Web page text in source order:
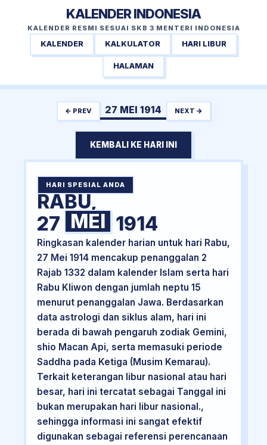
KALENDER INDONESIA
KALENDER RESMI SESUAI SKB 3 MENTERI INDONESIA
KALENDER KALKULATOR HARI LIBUR
HALAMAN
← PREV 27 MEI 1914 NEXT →
KEMBALI KE HARI INI
HARI SPESIAL ANDA
RABU,
27 MEI 1914
Ringkasan kalender harian untuk hari Rabu,
27 Mei 1914 mencakup penanggalan 2
Rajab 1332 dalam kalender Islam serta hari
Rabu Kliwon dengan jumlah neptu 15
menurut penanggalan Jawa. Berdasarkan
data astrologi dan siklus alam, hari ini
berada di bawah pengaruh zodiak Gemini,
shio Macan Api, serta memasuki periode
Saddha pada Ketiga (Musim Kemarau).
Terkait keterangan libur nasional atau hari
besar, hari ini tercatat sebagai Tanggal ini
bukan merupakan hari libur nasional.,
sehingga informasi ini sangat efektif
digunakan sebagai referensi perencanaan